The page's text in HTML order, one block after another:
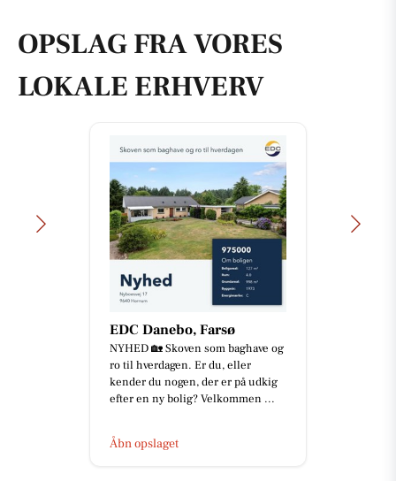
OPSLAG FRA VORES
LOKALE ERHVERV
EDC Danebo, Farsø
NYHED 🏡 Skoven som baghave og
ro til hverdagen. Er du, eller
kender du nogen, der er på udkig
efter en ny bolig? Velkommen ...
Åbn opslaget